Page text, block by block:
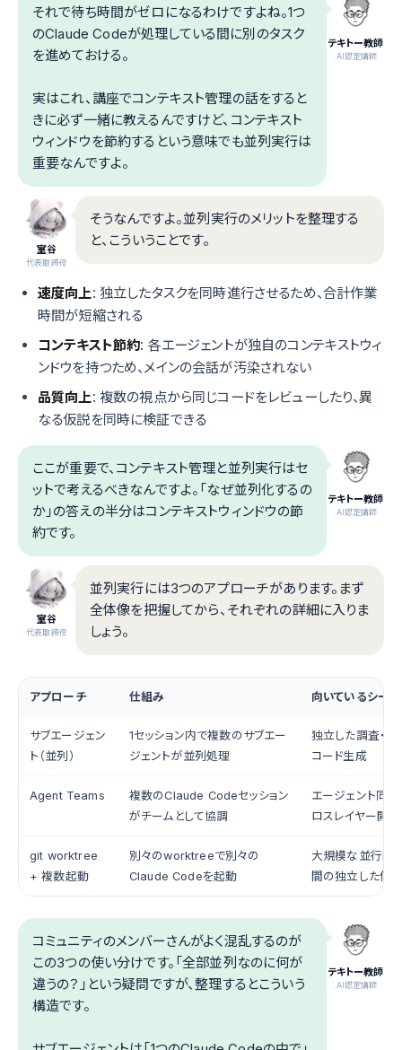
テキトー教師
.AI認定講師
それで待ち時間がゼロになるわけですよね。1つ
のClaude Codeが処理している間に別のタスク
を進めておける。
実はこれ、講座でコンテキスト管理の話をすると
きに必ず一緒に教えるんですけど、コンテキスト
ウィンドウを節約するという意味でも並列実行は
重要なんですよ。
室谷
代表取締役
そうなんですよ。並列実行のメリットを整理する
と、こういうことです。
速度向上: 独立したタスクを同時進行させるため、合計作業
時間が短縮される
コンテキスト節約: 各エージェントが独自のコンテキストウィ
ンドウを持つため、メインの会話が汚染されない
品質向上: 複数の視点から同じコードをレビューしたり、異
なる仮説を同時に検証できる
テキトー教師
.AI認定講師
ここが重要で、コンテキスト管理と並列実行はセ
ットで考えるべきなんですよ。「なぜ並列化するの
か」の答えの半分はコンテキストウィンドウの節
約です。
室谷
代表取締役
並列実行には3つのアプローチがあります。まず
全体像を把握してから、それぞれの詳細に入りま
しょう。
アプローチ 仕組み 向いているシーン
サブエージェン
ト（並列）
1セッション内で複数のサブエー
ジェントが並列処理
独立した調査・テ
コード生成
Agent Teams
複数のClaude Codeセッション
がチームとして協調
エージェント同士
ロスレイヤー開発
git worktree
+ 複数起動
別々のworktreeで別々の
Claude Codeを起動
大規模な並行開
間の独立した作
テキトー教師
.AI認定講師
コミュニティのメンバーさんがよく混乱するのが
この3つの使い分けです。「全部並列なのに何が
違うの？」という疑問ですが、整理するとこういう
構造です。